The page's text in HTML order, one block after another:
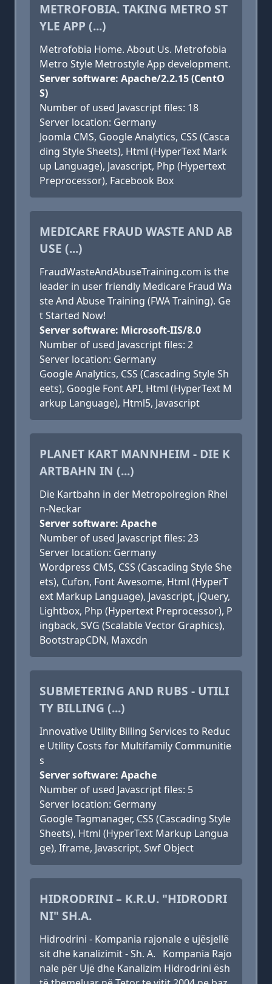
METROFOBIA. TAKING METRO ST
YLE APP (...)
Metrofobia Home. About Us. Metrofobia
Metro Style Metrostyle App development.
Server software: Apache/2.2.15 (CentO
S)
Number of used Javascript files: 18
Server location: Germany
Joomla CMS, Google Analytics, CSS (Casca
ding Style Sheets), Html (HyperText Mark
up Language), Javascript, Php (Hypertext
Preprocessor), Facebook Box
MEDICARE FRAUD WASTE AND AB
USE (...)
FraudWasteAndAbuseTraining.com is the
leader in user friendly Medicare Fraud Wa
ste And Abuse Training (FWA Training). Ge
t Started Now!
Server software: Microsoft-IIS/8.0
Number of used Javascript files: 2
Server location: Germany
Google Analytics, CSS (Cascading Style Sh
eets), Google Font API, Html (HyperText M
arkup Language), Html5, Javascript
PLANET KART MANNHEIM - DIE K
ARTBAHN IN (...)
Die Kartbahn in der Metropolregion Rhei
n-Neckar
Server software: Apache
Number of used Javascript files: 23
Server location: Germany
Wordpress CMS, CSS (Cascading Style She
ets), Cufon, Font Awesome, Html (HyperT
ext Markup Language), Javascript, jQuery,
Lightbox, Php (Hypertext Preprocessor), P
ingback, SVG (Scalable Vector Graphics),
BootstrapCDN, Maxcdn
SUBMETERING AND RUBS - UTILI
TY BILLING (...)
Innovative Utility Billing Services to Reduc
e Utility Costs for Multifamily Communitie
s
Server software: Apache
Number of used Javascript files: 5
Server location: Germany
Google Tagmanager, CSS (Cascading Style
Sheets), Html (HyperText Markup Langua
ge), Iframe, Javascript, Swf Object
HIDRODRINI – K.R.U. "HIDRODRI
NI" SH.A.
Hidrodrini - Kompania rajonale e ujësjellë
sit dhe kanalizimit - Sh. A. Kompania Rajo
nale për Ujë dhe Kanalizim Hidrodrini ësh